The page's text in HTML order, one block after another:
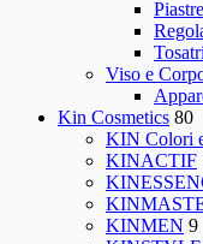
Viso e
Kin Cosmetics 80
KIN Colori
KINACTIF
KINMEN 9